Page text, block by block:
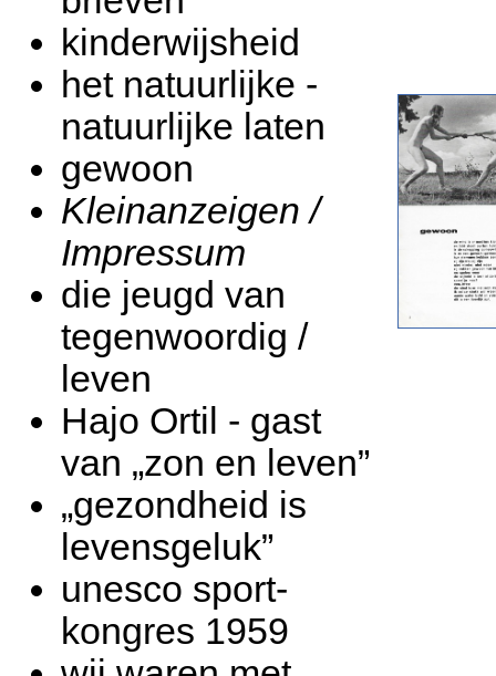
kinderwijsheid
het natuurlijke -
natuurlijke laten
gewoon
Kleinanzeigen /
Impressum
die jeugd van
tegenwoordig /
leven
Hajo Ortil - gast
van „zon en leven”
„gezondheid is
levensgeluk”
unesco sport-
kongres 1959